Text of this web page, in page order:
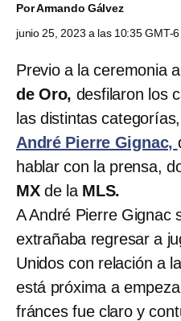
PorArmando Gálvez
junio 25, 2023 a las 10:35 GMT-6
Previo a la ceremonia
de Oro, desfilaron los
las distintas
André Pierre Gignac,
hablar con la prensa,
MXde la MLS.
A André Pierre Gignac
extrañaba regresar a
Unidos con relación a la
está próxima a
fránces fue claro y